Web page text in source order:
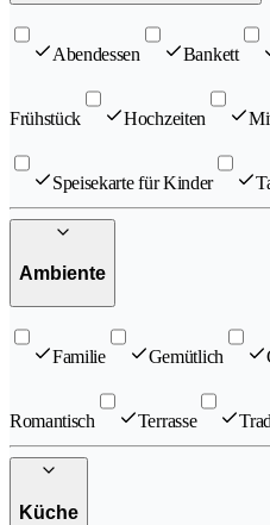
Abendessen Bankett
Frühstück Hochzeiten
Speisekarte für Kinder
Ambiente
Familie Gemütlich
Romantisch Terrasse
Küche